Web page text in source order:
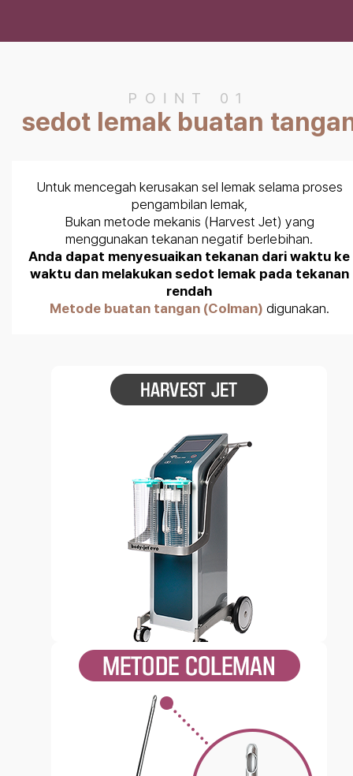
POINT 01
sedot lemak buatan
Untuk mencegah kerusakan sel lemak selama proses
pengambilan lemak,
Bukan metode mekanis (Harvest Jet) yang
menggunakan tekanan negatif berlebihan.
Anda dapat menyesuaikan tekanan dari waktu ke
waktu dan melakukan sedot lemak pada tekanan
rendah
Metode buatan tangan (Colman) digunakan.